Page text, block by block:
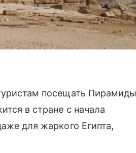
посещать Пирамиды
в стране с начала
для жаркого Египта,